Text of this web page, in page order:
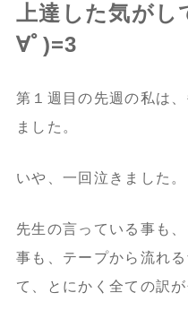
上達した気がし
∀ﾟ)=3
第１週目の先週の私は
ました。
いや、一回泣きました。
先生の言っている事も
事も、テープから流れ
て、とにかく全ての訳